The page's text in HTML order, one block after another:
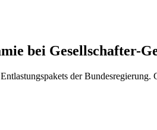
bei Gesellschafter-
der